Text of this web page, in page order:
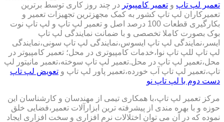
تعمیر لپ تاپ و تعمیر کامپیوتر در چند روز کاری توسط برترین
تعمیرکاران لپ تاپ کشور به کمک مجهزترین تجهیزات تعمیر و
بکارگیری قطعات 100 درصد اصل و تعمیر لپ تاپ و لپ تاپ نوت
بوک بصورت کاملا تخصصی و با ضمانت نمایندگی لپ تاپ
ایسر،نمایندگی لپ تاپ ایسوس،نمایندگی لپ تاپ سونی،نمایندگی
لپ تاپ للپ تاپ نوا،خدمات کامپیوتری در محل؛ تعمیر کامپیوتر در
محل،تعمیر لپ تاپ در محل.تعمیر لپ تاپ سوخته،تعمبر مانیتور لپ
تاپ،تعمیر لپ تاپ آب خورده،تعمیر پاور لپ تاپ و تعویض لپ تاپ
دست دوم با لپ تاپ نو
مرکز تعمیر لپ تاپ،با همکاری تیمی از مهندسان و کارشناسان این
حوزه و با بهره مندی از پیشرفته ترین ابزارآلات تعمیر،فضایی خلق
نموده که در آن می توان اختلالات نرم افزاری و سخت افزاری ایجاد